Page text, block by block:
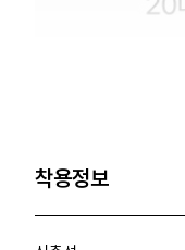
착용정보